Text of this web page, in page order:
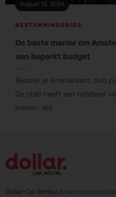
August 13, 2024
BESTEMMINGSGIDS
De beste manier om
een beperkt budget
Bezoek je Amsterdam, dan
De stad heeft een heleboel
bieden. Als
Dollar Car Rental is een